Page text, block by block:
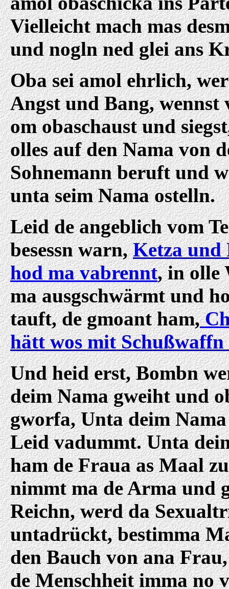
Vielleicht mach mas
und nogln ned glei ans
Oba sei amol ehrlich,
Angst und Bang, wennst
om obaschaust und
olles auf den Nama von
Sohnemann beruft und
unta seim Nama ostelln.
Leid de angeblich vom
besessn warn,Ketza und
hod ma vabrennt, in olle
ma ausgschwärmt und
tauft, de gmoant ham,
hätt wos mit Schußwaffn
Und heid erst, Bombn
deim Nama gweiht und
gworfa, Unta deim
Leid vadummt. Unta
ham de Fraua as Maal
nimmt ma de Arma und
Reichn, werd da
untadrückt, bestimma
den Bauch von ana
de Menschheit imma no